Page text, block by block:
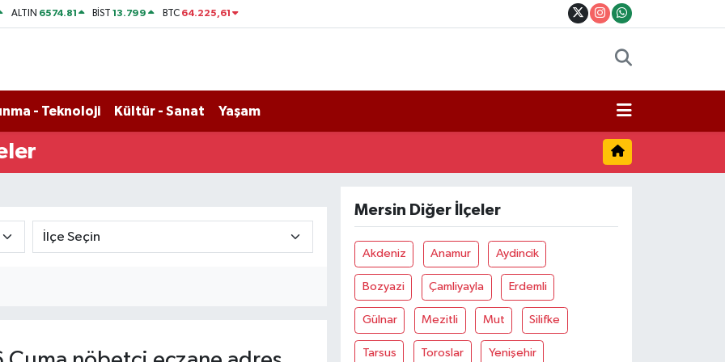
ALTIN 6574.81 BİST13.799 BTC 64.225,61
- Teknoloji Kültür - Sanat Yaşam
Mersin Diğer İlçeler
Akdeniz Anamur Aydincik
Bozyazi Çamliyayla Erdemli
Gülnar Mezitli Mut Silifke
Tarsus Toroslar Yenişehir